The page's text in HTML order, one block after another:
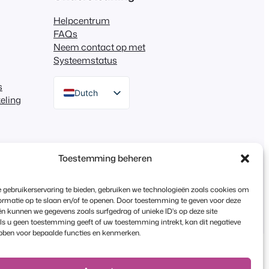
Toestemming beheren
gebruikerservaring te bieden, gebruiken we technologieën zoals cookies om
op te slaan en/of te openen. Door toestemming te geven voor deze
kunnen we gegevens zoals surfgedrag of unieke ID's op deze site
u geen toestemming geeft of uw toestemming intrekt, kan dit negatieve
voor bepaalde functies en kenmerken.
Helpcentrum
FAQs
Neem contact op met
Systeemstatus
Dutch
Portuguese
French
Polish